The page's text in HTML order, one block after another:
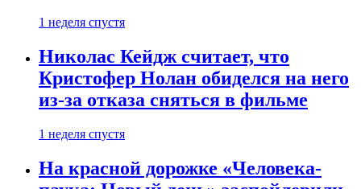
1 неделя спустя
Николас Кейдж считает, что
Кристофер Нолан обиделся на него
из-за отказа сняться в фильме
1 неделя спустя
На красной дорожке «Человека-